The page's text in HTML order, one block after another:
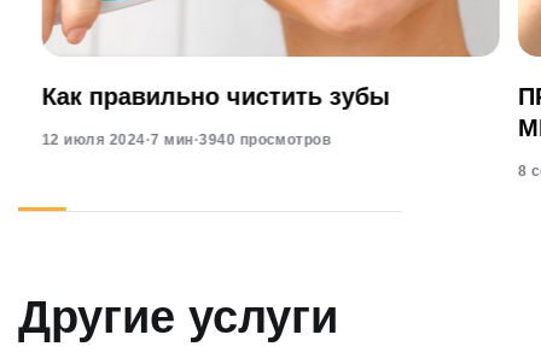
Как правильно чистить зубы
12 июля 2024·7 мин·3940 просмотров
8
Другие услуги